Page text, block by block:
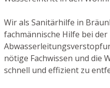
Wir als Sanitärhilfe in
fachmännische Hilfe bei
nötige Fachwissen und die
schnell und effizient zu